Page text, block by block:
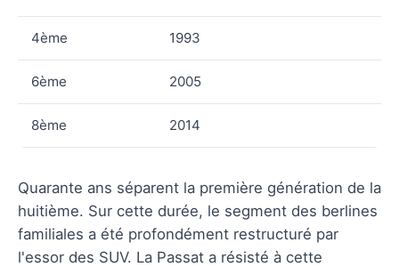
4ème 1993
6ème 2005
8ème 2014
Quarante ans séparent la première génération de la
huitième. Sur cette durée, le segment des berlines
familiales a été profondément restructuré par
l'essor des SUV. La Passat a résisté à cette